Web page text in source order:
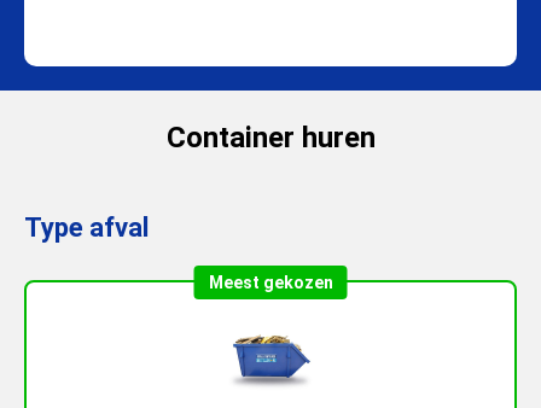
Container huren
Type afval
Meest gekozen